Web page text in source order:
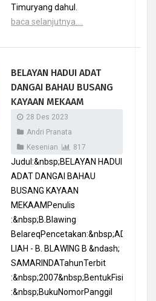
Timuryang dahul.
baca selanjutnya....
BELAYAN HADUI ADAT
DANGAI BAHAU BUSANG
KAYAAN MEKAAM
28 Des 2023
Andri Pranata
Kesenian
817
Judul:&nbsp;BELAYAN HADUI
ADAT DANGAI BAHAU
BUSANG KAYAAN
MEKAAMPenulis
:&nbsp;B.Blawing
BelareqPencetakan:&nbsp;ADRIANUS
LIAH - B. BLAWING B &ndash;
SAMARINDATahunTerbit
:&nbsp;2007&nbsp;BentukFisik
:&nbsp;BukuNomorPanggil